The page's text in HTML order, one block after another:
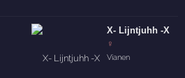
X- Lijntjuhh -X
♀
Vianen